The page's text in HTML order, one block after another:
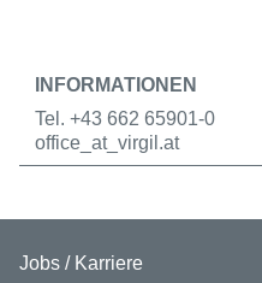
INFORMATIONEN
Tel. +43 662 65901-0
office _at_virgil.at
Jobs / Karriere